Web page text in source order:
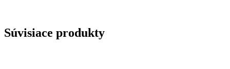
Súvisiace produkty